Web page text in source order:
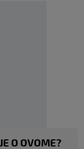
O OVOME?